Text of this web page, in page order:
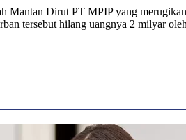
Mantan Dirut PT MPIP yang
tersebut hilang uangnya 2 milyar